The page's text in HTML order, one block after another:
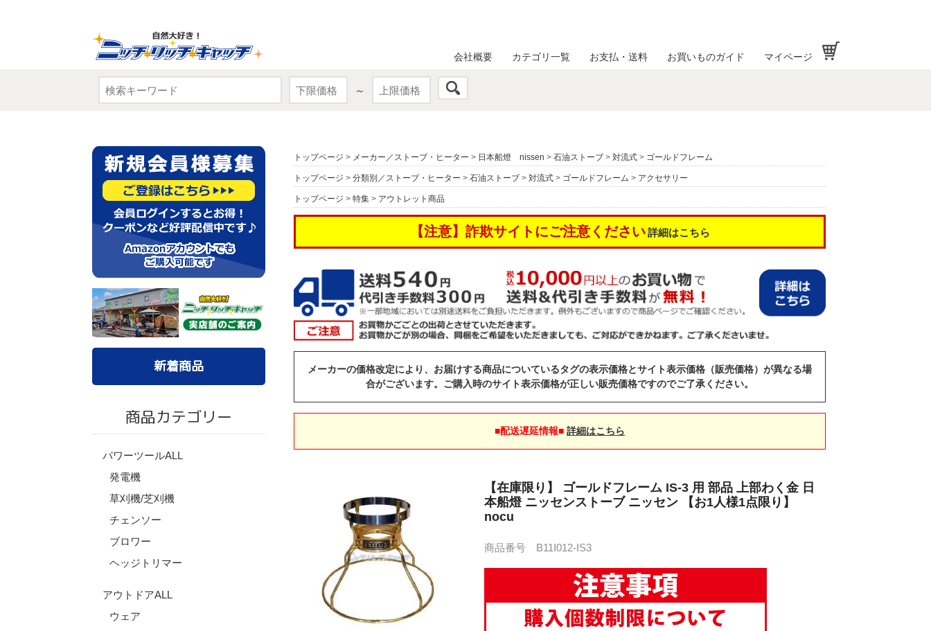
～
会社概要 カテゴリ一覧 お支払・送料 お買いものガイド マイページ
新着商品
商品カテゴリー
パワーツールALL
発電機
草刈機/芝刈機
チェンソー
ブロワー
ヘッジトリマー
アウトドアALL
ウェア
トップページ > メーカー／ストーブ・ヒーター > 日本船燈 nissen > 石油ストーブ > 対流式 > ゴールドフレーム
トップページ > 分類別／ストーブ・ヒーター > 石油ストーブ > 対流式 > ゴールドフレーム > アクセサリー
トップページ > 特集 > アウトレット商品
【注意】詐欺サイトにご注意ください 詳細はこちら
メーカーの価格改定により、お届けする商品についているタグの表示価格とサイト表示価格（販売価格）が異なる場
合がございます。ご購入時のサイト表示価格が正しい販売価格ですのでご了承ください。
■配送遅延情報■ 詳細はこちら
【在庫限り】 ゴールドフレーム IS-3 用 部品 上部わく金 日
本船燈 ニッセンストーブ ニッセン 【お1人様1点限り】
nocu
商品番号 B11I012-IS3